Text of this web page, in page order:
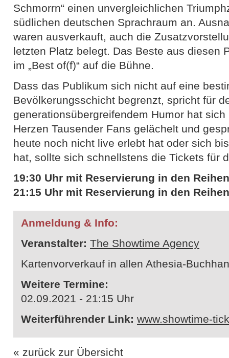
Schmorrn“ einen unvergleichlichen
südlichen deutschen Sprachraum an.
waren ausverkauft, auch die
letzten Platz belegt. Das Beste aus diesen
im „Best of(f)“ auf die Bühne.
Dass das Publikum sich nicht auf eine
Bevölkerungsschicht begrenzt, spricht für
generationsübergreifendem Humor hat
Herzen Tausender Fans gelächelt und
heute noch nicht live erlebt hat oder sich
hat, sollte sich schnellstens die Tickets für
19:30 Uhr mit Reservierung in den
21:15 Uhr mit Reservierung in den
Anmeldung & Info:
Veranstalter: The Showtime Agency
Kartenvorverkauf in allen Athesia-
Weitere Termine:
02.09.2021 - 21:15 Uhr
Weiterführender Link: www.showtime-
« zurück zur Übersicht